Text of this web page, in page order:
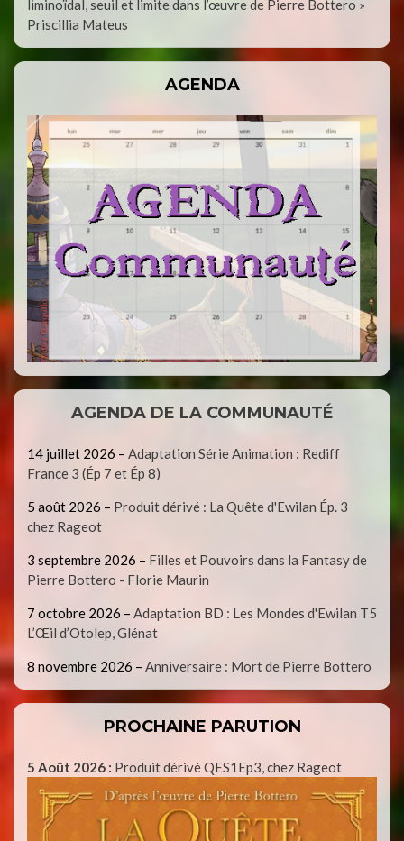
liminoïdal, seuil et limite dans l’œuvre de Pierre Bottero »
Priscillia Mateus
AGENDA
AGENDA DE LA COMMUNAUTÉ
14 juillet 2026 – Adaptation Série Animation : Rediff
France 3 (Ép 7 et Ép 8)
5 août 2026 – Produit dérivé : La Quête d'Ewilan Ép. 3
chez Rageot
3 septembre 2026 – Filles et Pouvoirs dans la Fantasy de
Pierre Bottero - Florie Maurin
7 octobre 2026 – Adaptation BD : Les Mondes d'Ewilan T5
L’Œil d’Otolep, Glénat
8 novembre 2026 – Anniversaire : Mort de Pierre Bottero
PROCHAINE PARUTION
5 Août 2026 : Produit dérivé QES1Ep3, chez Rageot